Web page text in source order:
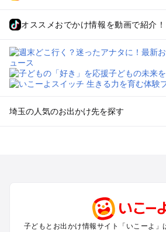
オススメおでかけ情報を動画で紹介！
埼玉の人気のお出かけ先を探す
秩父・長瀞のプールお出かけ
川口・戸田・和光・朝霞のプールお出かけ
子どもとお出かけ情報サイト「いこーよ」